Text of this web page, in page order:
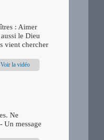
: Aimer
le Dieu
vient chercher
Voir la vidéo
Ne
Un message